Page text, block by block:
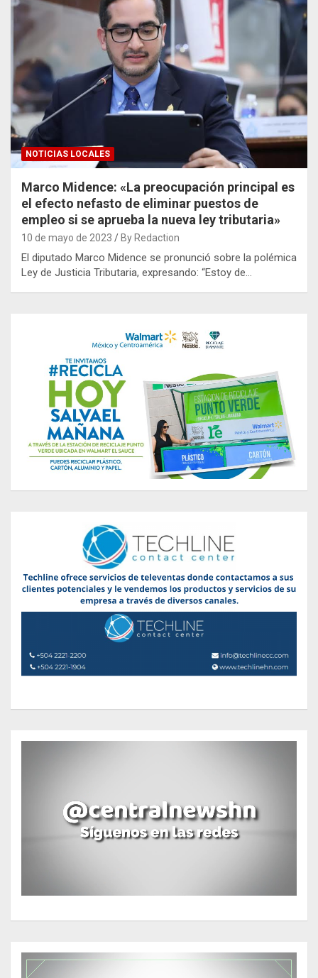
NOTICIAS LOCALES
Marco Midence: «La preocupación principal es
el efecto nefasto de eliminar puestos de
empleo si se aprueba la nueva ley tributaria»
10 de mayo de 2023 By Redaction
El diputado Marco Midence se pronunció sobre la polémica
Ley de Justicia Tributaria, expresando: “Estoy de…